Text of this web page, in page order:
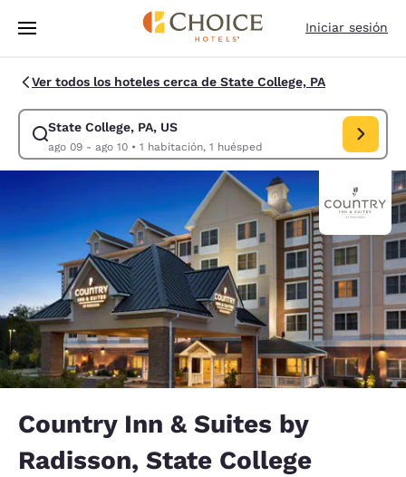
Pasar A Contenido Principal
Iniciar sesión
Ver todos los hoteles cerca de State College, PA
State College, PA, US
ago 09 - ago 10• 1 habitación, 1 huésped
Modificar la búsqueda de State College, PA, US. Fecha de check-in
Country Inn & Suites by
Radisson, State College